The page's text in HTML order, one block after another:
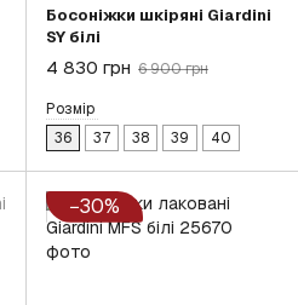
Босоніжки шкіряні Giardini
SY білі
4 830 грн 6 900 грн
Розмір
36
37 38 39 40
−30%